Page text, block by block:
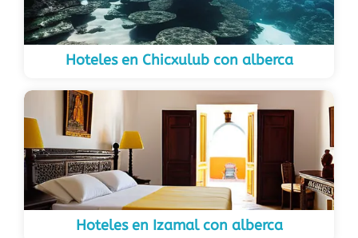
Hoteles en Chicxulub con alberca
Hoteles en Izamal con alberca